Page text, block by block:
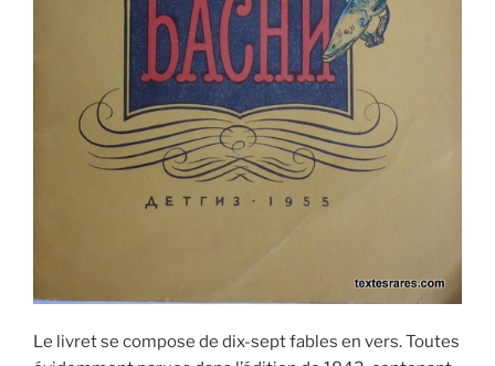
Le livret se compose de dix-sept fables en vers. Toutes